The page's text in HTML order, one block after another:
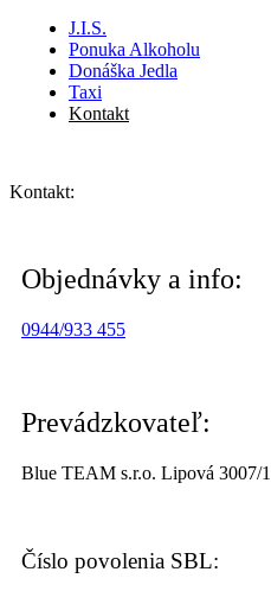
J.I.S.
Ponuka Alkoholu
Donáška Jedla
Taxi
Kontakt
Kontakt:
Objednávky a info:
0944/933 455
Prevádzkovateľ:
Blue TEAM s.r.o. Lipová 3007/
Číslo povolenia SBL: